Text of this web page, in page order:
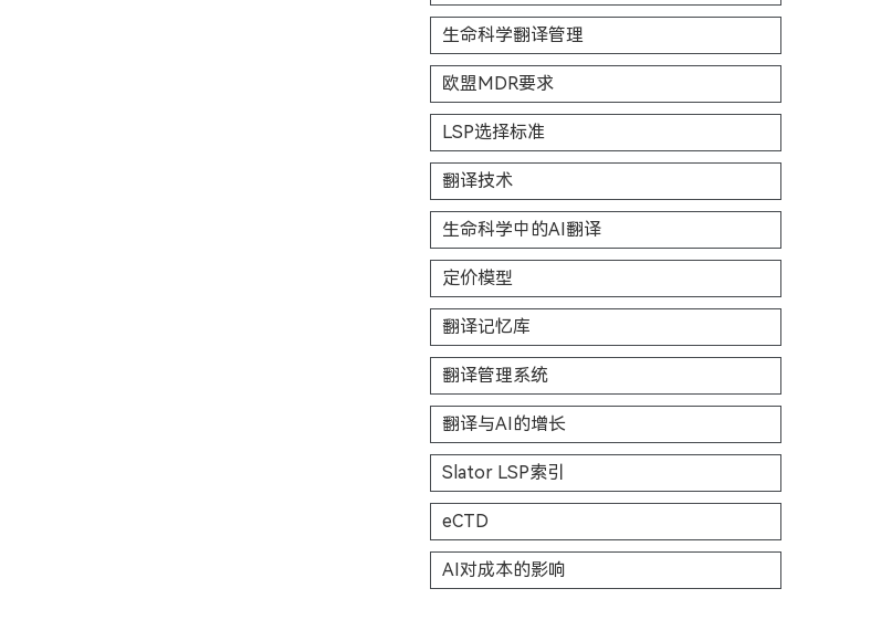
生命科学翻译管理
欧盟MDR要求
LSP选择标准
翻译技术
生命科学中的AI翻译
定价模型
翻译记忆库
翻译管理系统
翻译与AI的增长
Slator LSP索引
eCTD
AI对成本的影响